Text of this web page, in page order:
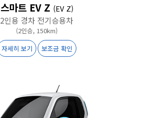
스마트 EV Z (EV Z)
2인용 경차 전기승용차
(2인승, 150km)
자세히 보기
보조금 확인